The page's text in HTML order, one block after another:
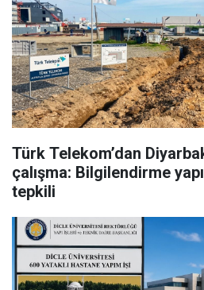
Türk Telekom’dan
çalışma: Bilgilendirme
tepkili